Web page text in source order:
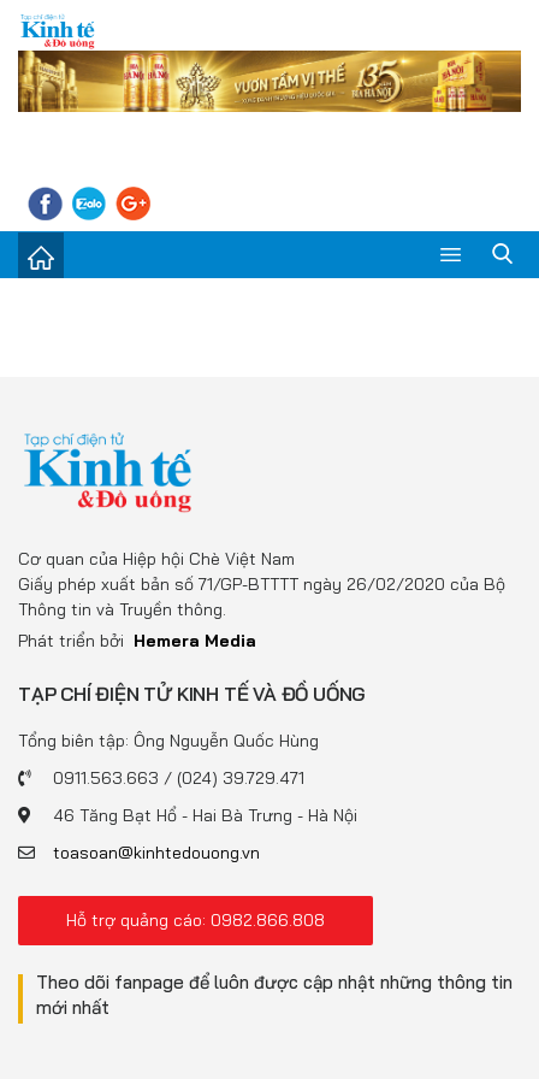
Thị trường
Doanh nghiệp – Doanh nhân
Đồ uống
Pháp luật
Multimedia
Cơ quan của Hiệp hội Chè Việt Nam
Giấy phép xuất bản số 71/GP-BTTTT ngày 26/02/2020 của Bộ
Thông tin và Truyền thông.
Phát triển bởi Hemera Media
TẠP CHÍ ĐIỆN TỬ KINH TẾ VÀ ĐỒ UỐNG
Tổng biên tập: Ông Nguyễn Quốc Hùng
0911.563.663 / (024) 39.729.471
46 Tăng Bạt Hổ - Hai Bà Trưng - Hà Nội
toasoan@kinhtedouong.vn
Hỗ trợ quảng cáo: 0982.866.808
Theo dõi fanpage để luôn được cập nhật những thông tin
mới nhất